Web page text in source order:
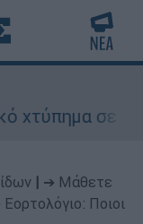
χτύπημα σε
➔ Μάθετε
Ποιοι